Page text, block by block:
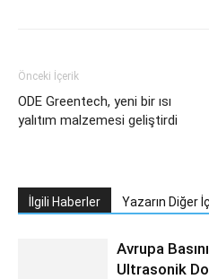
Önceki İçerik
ODE Greentech, yeni bir ısı
yalıtım malzemesi geliştirdi
İlgili Haberler Yazarın Diğer
Avrupa
Ultrasonik